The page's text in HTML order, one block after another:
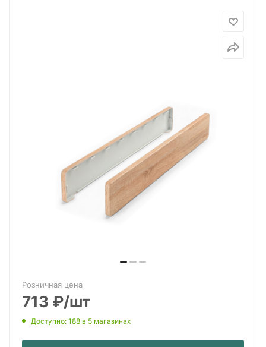
Розничная цена
713 ₽/шт
Доступно: 188 в 5 магазинах